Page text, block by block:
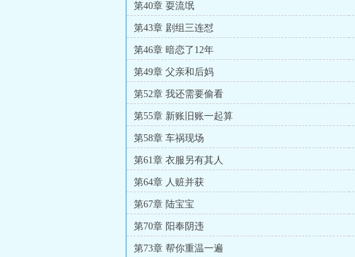
第40章 耍流氓
第43章 剧组三连怼
第46章 暗恋了12年
第49章 父亲和后妈
第52章 我还需要偷看
第55章 新账旧账一起算
第58章 车祸现场
第61章 衣服另有其人
第64章 人赃并获
第67章 陆宝宝
第70章 阳奉阴违
第73章 帮你重温一遍